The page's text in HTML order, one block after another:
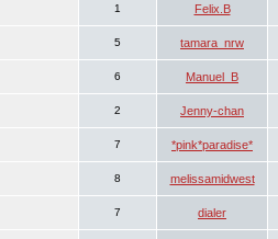
1 Felix.B
5 tamara_nrw
6 Manuel_B
2 Jenny-chan
7 *pink*paradise*
8 melissamidwest
7 dialer